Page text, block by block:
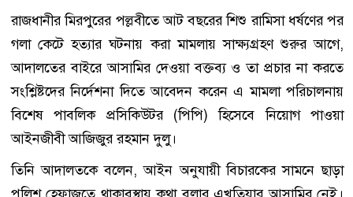
রাজধানীর মিরপুরের পল্লবীতে আট বছরের শিশু রামিসা ধর্ষণের পর
গলা কেটে হত্যার ঘটনায় করা মামলায় সাক্ষ্যগ্রহণ শুরুর আগে,
আদালতের বাইরে আসামির দেওয়া বক্তব্য ও তা প্রচার না করতে
সংশ্লিষ্টদের নির্দেশনা দিতে আবেদন করেন এ মামলা পরিচালনায়
বিশেষ পাবলিক প্রসিকিউটর (পিপি) হিসেবে নিয়োগ পাওয়া
আইনজীবী আজিজুর রহমান দুলু।
তিনি আদালতকে বলেন, আইন অনুযায়ী বিচারকের সামনে ছাড়া